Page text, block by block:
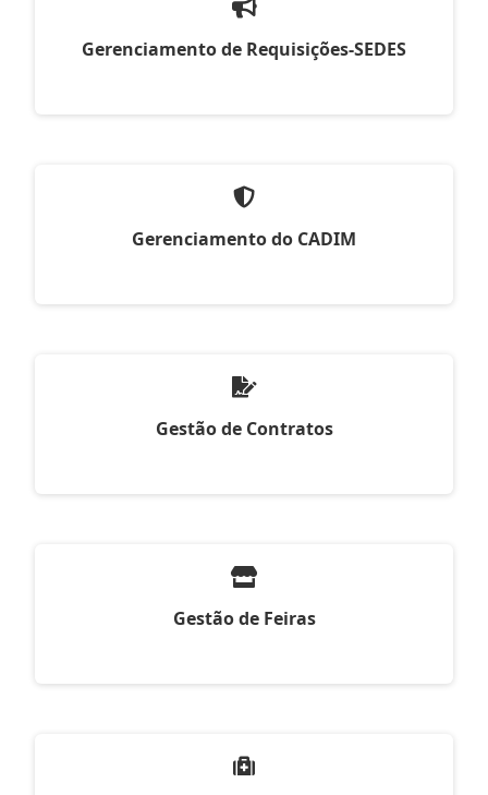
Gerenciamento de Requisições-SEDES
Gerenciamento do CADIM
Gestão de Contratos
Gestão de Feiras